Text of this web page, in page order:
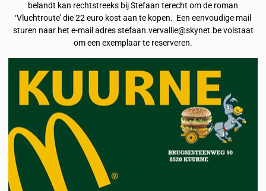
belandt kan rechtstreeks bij Stefaan terecht om de roman
‘Vluchtroute’ die 22 euro kost aan te kopen. Een eenvoudige mail
sturen naar het e-mail adres stefaan.vervallie@skynet.be volstaat
om een exemplaar te reserveren.